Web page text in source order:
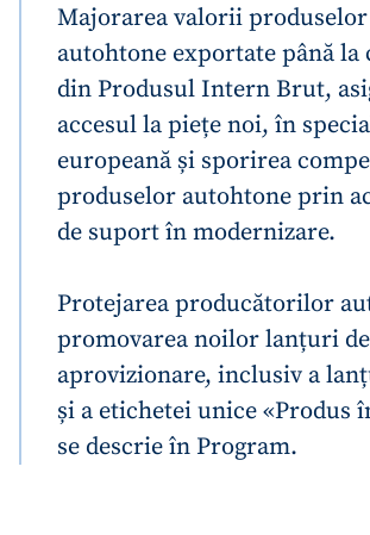
Majorarea valorii
autohtone exportate până la
din Produsul Intern Brut,
accesul la piețe noi, în
europeană și sporirea
produselor autohtone prin
de suport în modernizare.
Protejarea producătorilor
promovarea noilor lanțuri de
aprovizionare, inclusiv a
și a etichetei unice «Produs
se descrie în Program.